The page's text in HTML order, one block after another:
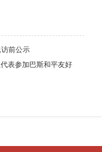
前公示
表参加巴斯和平友好